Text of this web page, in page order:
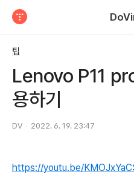
팁
Lenovo P11
용하기
DV 2022. 6. 19. 23:47
https://youtu.be/